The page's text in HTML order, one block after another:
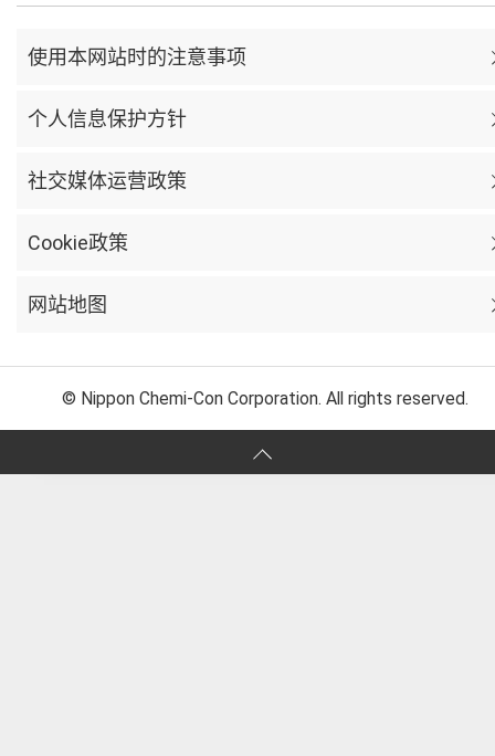
使用本网站时的注意事项
个人信息保护方针
社交媒体运营政策
Cookie政策
网站地图
© Nippon Chemi-Con Corporation. All rights reserved.